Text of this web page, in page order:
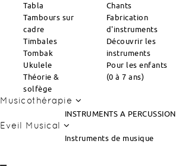
Tabla
Tambours sur
cadre
Timbales
Tombak
Ukulele
Théorie &
solfège
Chants
Fabrication
d'instruments
Découvrir les
instruments
Pour les enfants
(0 à 7 ans)
Musicothérapie
INSTRUMENTS A PERCUSSION
Eveil Musical
Instruments de musique